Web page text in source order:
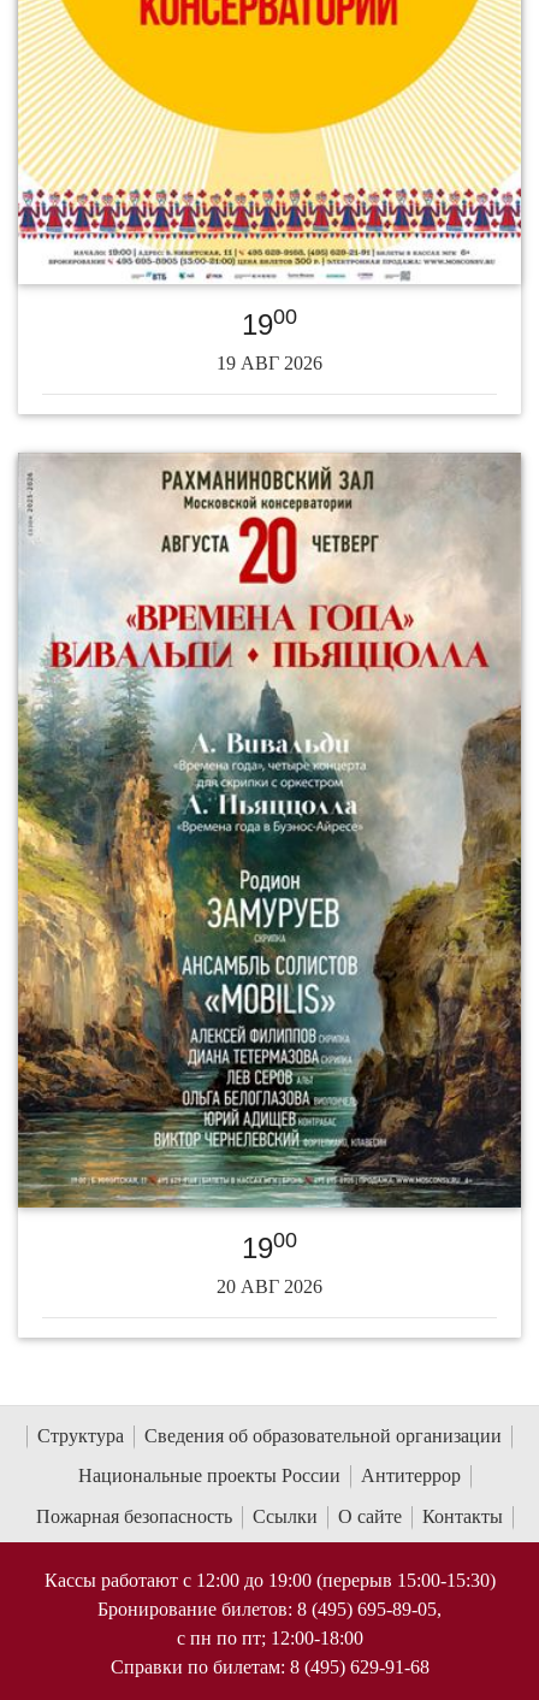
1900
19 АВГ 2026
1900
20 АВГ 2026
Структура
Сведения об образовательной организации
Национальные проекты России
Антитеррор
Пожарная безопасность
Ссылки О сайте Контакты
Кассы работают с 12:00 до 19:00 (перерыв 15:00-15:30)
Бронирование билетов: 8 (495) 695-89-05,
с пн по пт; 12:00-18:00
Справки по билетам: 8 (495) 629-91-68